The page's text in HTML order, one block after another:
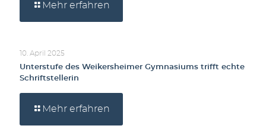
Mehr erfahren
10. April 2025
Unterstufe des Weikersheimer Gymnasiums trifft echte
Schriftstellerin
Mehr erfahren